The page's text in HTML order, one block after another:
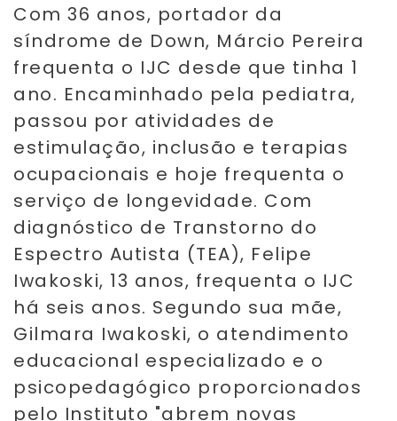
Com 36 anos, portador da
síndrome de Down, Márcio Pereira
frequenta o IJC desde que tinha 1
ano. Encaminhado pela pediatra,
passou por atividades de
estimulação, inclusão e terapias
ocupacionais e hoje frequenta o
serviço de longevidade. Com
diagnóstico de Transtorno do
Espectro Autista (TEA), Felipe
Iwakoski, 13 anos, frequenta o IJC
há seis anos. Segundo sua mãe,
Gilmara Iwakoski, o atendimento
educacional especializado e o
psicopedagógico proporcionados
pelo Instituto "abrem novas